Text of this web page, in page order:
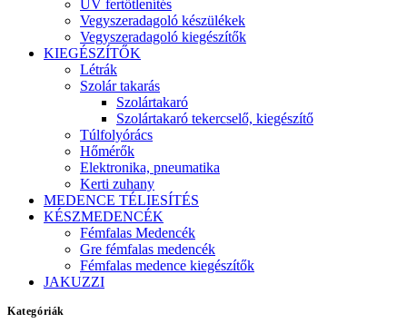
UV fertőtlenítés
Vegyszeradagoló készülékek
Vegyszeradagoló kiegészítők
KIEGÉSZÍTŐK
Létrák
Szolár takarás
Szolártakaró
Szolártakaró tekercselő, kiegészítő
Túlfolyórács
Hőmérők
Elektronika, pneumatika
Kerti zuhany
MEDENCE TÉLIESÍTÉS
KÉSZMEDENCÉK
Fémfalas Medencék
Gre fémfalas medencék
Fémfalas medence kiegészítők
JAKUZZI
Kategóriák